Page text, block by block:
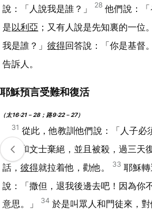
說：「人說我是誰？」
28 他們說：「
是以利亞 ；又有人說是先知裏的一位
我是誰？」 彼得回答說：「你是基督
告訴人。
耶穌預言受難和復活
（太16‧21－28；路9‧22－27）
31 從此，他教訓他們說：「人子必
長，和文士棄絕，並且被殺，過三天
話， 彼得就拉着他，勸他。 33 耶穌
說：「撒但，退我後邊去吧！因為你
意思。」
34 於是叫眾人和門徒來，